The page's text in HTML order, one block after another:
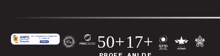
50+17+